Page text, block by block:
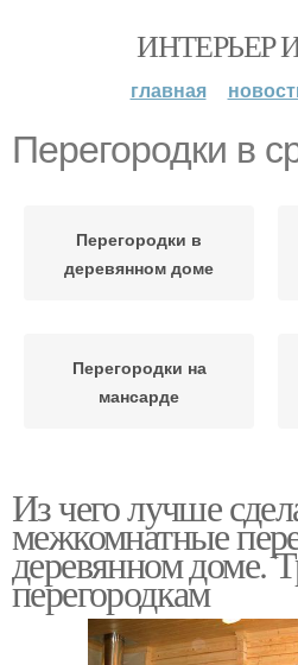
ИНТЕРЬЕР
главная
Перегородки в
Перегородки в
деревянном доме
Перегородки на
мансарде
перегородки
Перегородки в доме
Из чего лучше
межкомнатные
деревянном доме.
перегородкам